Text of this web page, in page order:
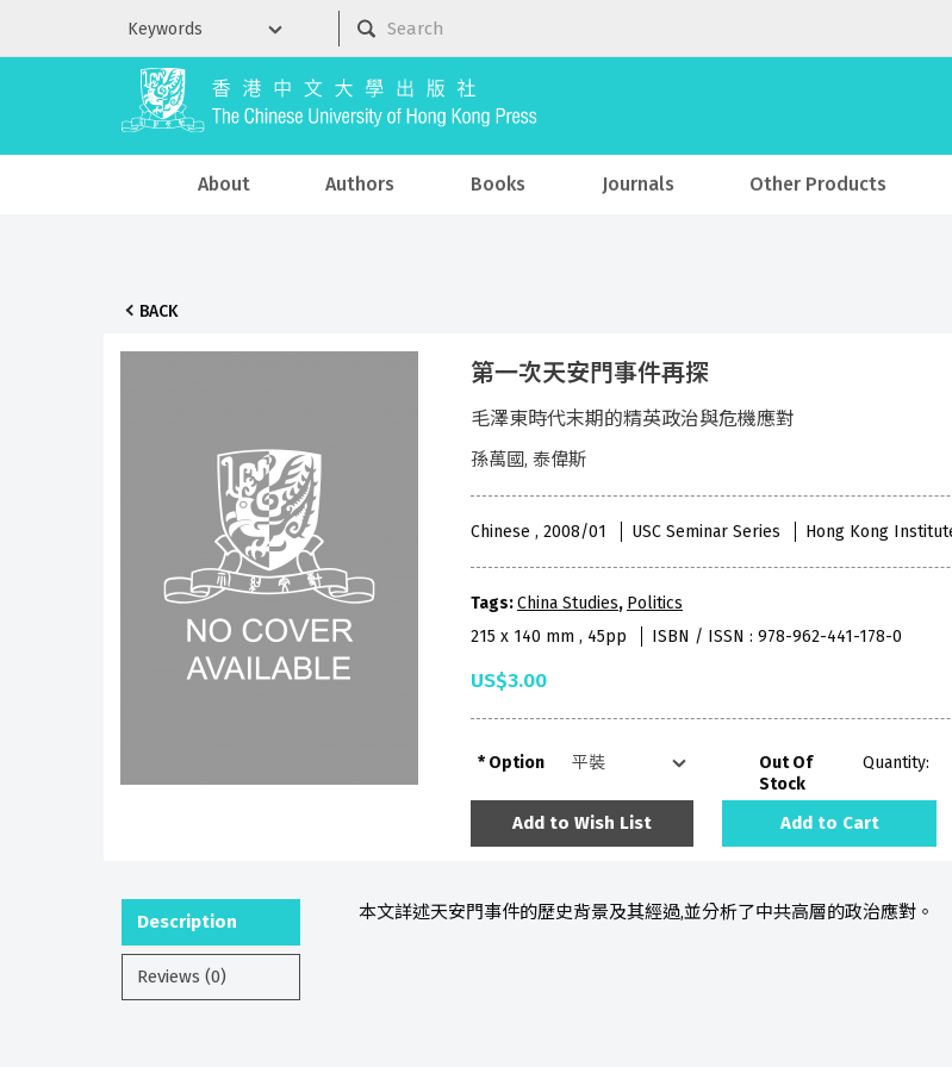
About Authors Books Journals Other Products
BACK
第一次天安門事件再探
毛澤東時代末期的精英政治與危機應對
孫萬國, 泰偉斯
Chinese , 2008/01 USC Seminar Series Hong Kong
Tags:China Studies, Politics
215 x 140 mm , 45pp
ISBN / ISSN : 978-962-441-178-0
US$3.00
Option
Out Of
Stock
Quantity:
Add to Wish List Add to Cart
Description
Reviews (0)
本文詳述天安門事件的歷史背景及其經過,並分析了中共高層的政治應對。